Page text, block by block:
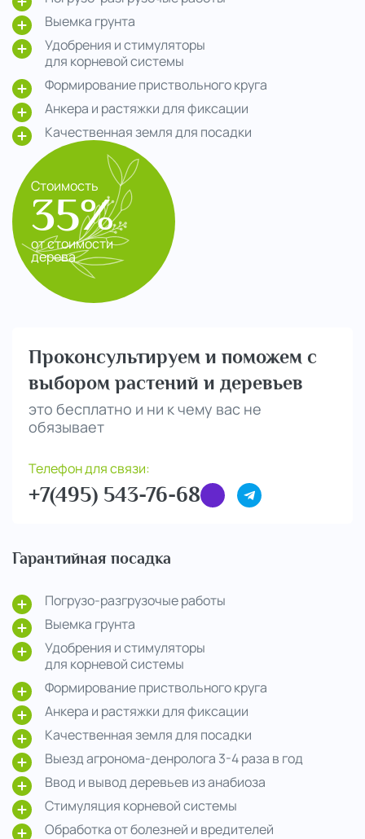
Выемка грунта
Удобрения и стимуляторы
для корневой системы
Формирование приствольного круга
Анкера и растяжки для фиксации
Качественная земля для посадки
Стоимость
35%
от стоимости
дерева
Проконсультируем и поможем с
выбором растений и деревьев
это бесплатно и ни к чему вас не
обязывает
Телефон для связи:
+7(495) 543-76-68
Гарантийная посадка
Погрузо-разгрузочые работы
Выемка грунта
Удобрения и стимуляторы
для корневой системы
Формирование приствольного круга
Анкера и растяжки для фиксации
Качественная земля для посадки
Выезд агронома-денролога 3-4 раза в год
Ввод и вывод деревьев из анабиоза
Стимуляция корневой системы
Обработка от болезней и вредителей